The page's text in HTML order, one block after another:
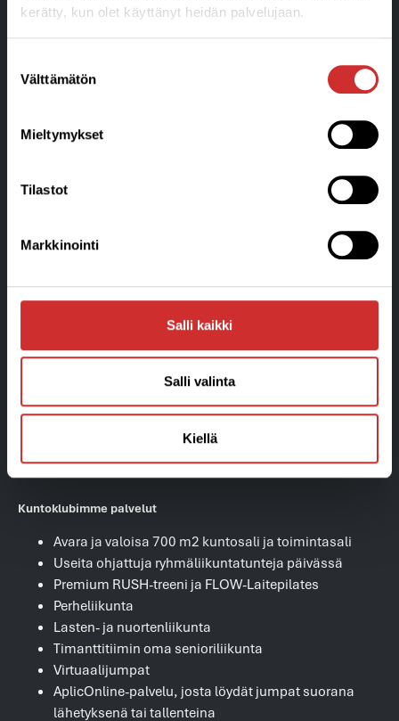
kerätty, kun olet käyttänyt heidän palvelujaan.
valinta
Välttämätön
Mieltymykset
Tilastot
Markkinointi
Salli kaikki
Salli valinta
Kiellä
Puhelin 050 356 3045
Y-tunnus: 1906043-3
Tilaus,-toimitus ja sopimusehdot »
Kuntoklubimme palvelut
Avara ja valoisa 700 m2 kuntosali ja toimintasali
Useita ohjattuja ryhmäliikuntatunteja päivässä
Premium RUSH-treeni ja FLOW-Laitepilates
Perheliikunta
Lasten- ja nuortenliikunta
Timanttitiimin oma senioriliikunta
Virtuaalijumpat
AplicOnline-palvelu, josta löydät jumpat suorana
lähetyksenä tai tallenteina